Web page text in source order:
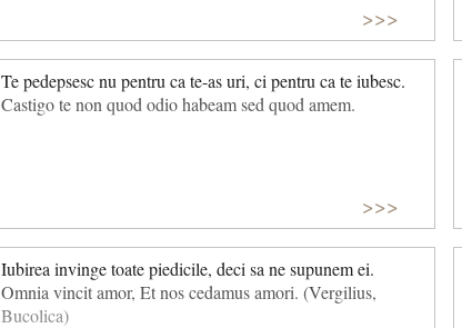
>>>
Te pedepsesc nu pentru ca te-as uri, ci pentru ca te iubesc.
Castigo te non quod odio habeam sed quod amem.
>>>
Iubirea invinge toate piedicile, deci sa ne supunem ei.
Omnia vincit amor, Et nos cedamus amori. (Vergilius,
Bucolica)